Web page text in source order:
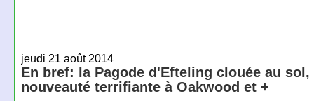
jeudi 21 août 2014
En bref: la Pagode d'Efteling clouée au sol,
nouveauté terrifiante à Oakwood et +